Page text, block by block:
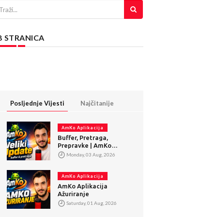
STRANICA
Posljednje Vijesti Najčitanije
AmKo Aplikacija
Buffer, Pretraga,
Prepravke | AmKo
Veliki Update
Monday, 03 Aug, 2026
AmKo Aplikacija
AmKo Aplikacija
Ažuriranje
Saturday, 01 Aug, 2026